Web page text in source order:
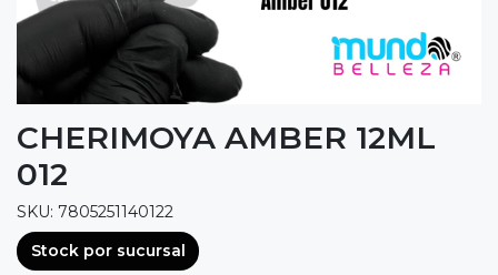
CHERIMOYA AMBER 12ML
012
SKU: 7805251140122
Stock por sucursal